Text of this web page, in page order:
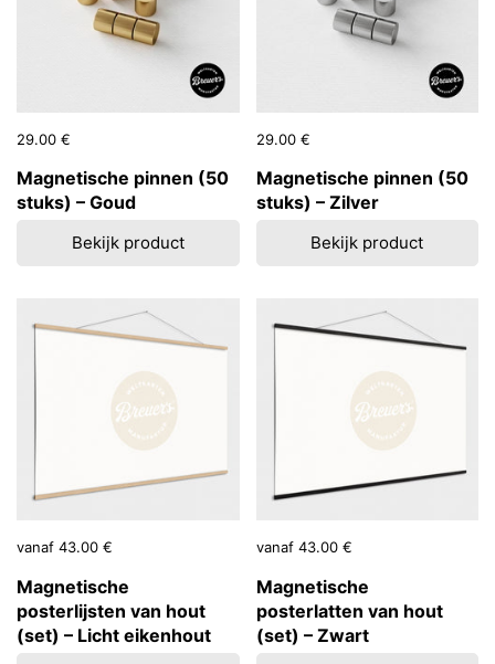
Prijs:
29.00 €
Magnetische pinnen (50
stuks) – Goud
Bekijk product
Prijs:
29.00 €
Magnetische pinnen (50
stuks) – Zilver
Bekijk product
Prijs:
vanaf 43.00 €
Magnetische
posterlijsten van hout
(set) – Licht eikenhout
Prijs:
vanaf 43.00 €
Magnetische
posterlatten van hout
(set) – Zwart